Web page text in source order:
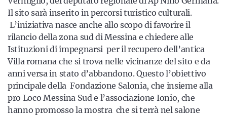
Il sito sarà inserito in percorsi turistico culturali.
L’iniziativa nasce anche allo scopo di favorire il
rilancio della zona sud di Messina e chiedere alle
Istituzioni di impegnarsi per il recupero dell’antica
Villa romana che si trova nelle vicinanze del sito e da
anni versa in stato d’abbandono. Questo l’obiettivo
principale della Fondazione Salonia, che insieme alla
pro Loco Messina Sud e l’associazione Ionio, che
hanno promosso la mostra che si terrà nel salone